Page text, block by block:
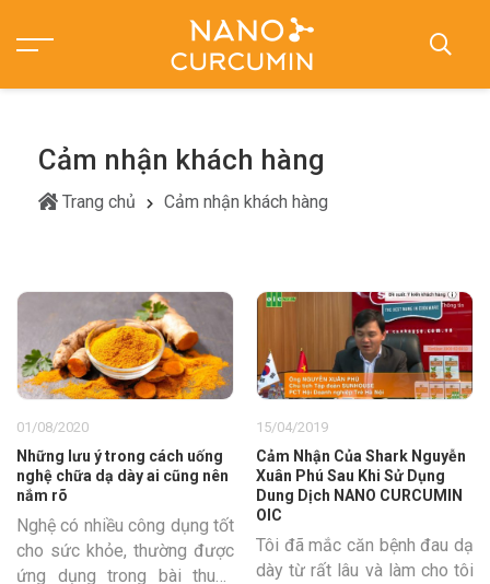
Cảm nhận khách hàng
Trang chủ Cảm nhận khách hàng
01/08/2020
Những lưu ý trong cách uống
nghệ chữa dạ dày ai cũng nên
nắm rõ
Nghệ có nhiều công dụng tốt
cho sức khỏe, thường được
ứng dụng trong bài thuốc
15/04/2019
Cảm Nhận Của Shark Nguyễn
Xuân Phú Sau Khi Sử Dụng
Dung Dịch NANO CURCUMIN
OIC
Tôi đã mắc căn bệnh đau dạ
dày từ rất lâu và làm cho tôi